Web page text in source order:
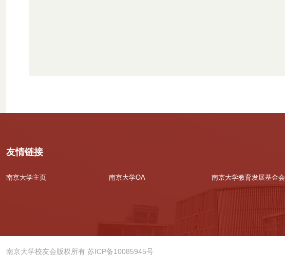
友情链接
南京大学主页 南京大学OA 南京大学教育发展基金会
南京大学校友会版权所有 苏ICP备10085945号